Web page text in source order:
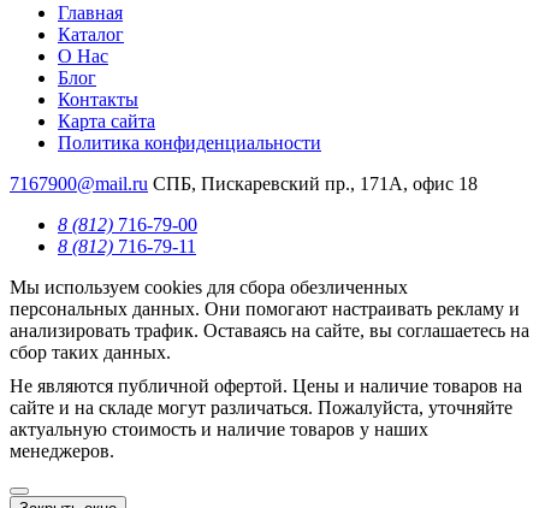
Главная
Каталог
О Нас
Блог
Контакты
Карта сайта
Политика конфиденциальности
7167900@mail.ru СПБ, Пискаревский пр., 171А, офис 18
8 (812) 716-79-00
8 (812) 716-79-11
Мы используем cookies для сбора обезличенных
персональных данных. Они помогают настраивать рекламу и
анализировать трафик. Оставаясь на сайте, вы соглашаетесь на
сбор таких данных.
Не являются публичной офертой. Цены и наличие товаров на
сайте и на складе могут различаться. Пожалуйста, уточняйте
актуальную стоимость и наличие товаров у наших
менеджеров.